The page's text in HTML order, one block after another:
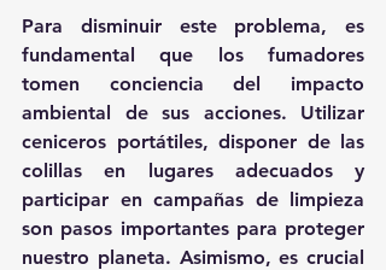
Para disminuir este problema, es
fundamental que los fumadores
tomen conciencia del impacto
ambiental de sus acciones. Utilizar
ceniceros portátiles, disponer de las
colillas en lugares adecuados y
participar en campañas de limpieza
son pasos importantes para proteger
nuestro planeta. Asimismo, es crucial